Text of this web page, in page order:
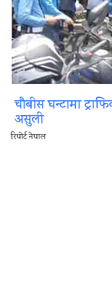
चौबीस घन्टामा
असुली
रिपोर्ट नेपाल